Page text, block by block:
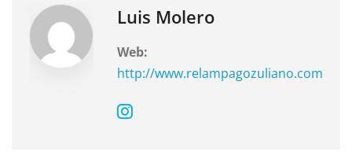
k Luis Molero
Web:
http://www.relampagozuliano.com